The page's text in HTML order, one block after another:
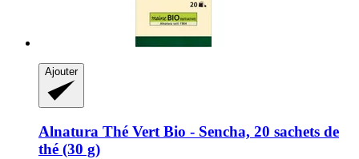
Ajouter
Alnatura Thé Vert Bio -​ Sencha, 20 sachets de
thé (30 g)